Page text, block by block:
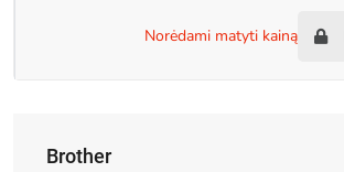
norėdami matyti kainą
Brother